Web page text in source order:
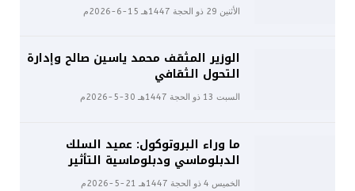
الأثنين 29 ذو الحجة 1447هـ 15-6-2026م
الوزير المثقف محمد ياسين صالح وإدارة
التحول الثقافي
السبت 13 ذو الحجة 1447هـ 30-5-2026م
ما وراء البروتوكول: عميد السلك
الدبلوماسي ودبلوماسية التأثير
الخميس 4 ذو الحجة 1447هـ 21-5-2026م